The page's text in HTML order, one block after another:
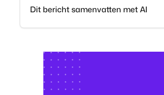
Dit bericht samenvatten met AI